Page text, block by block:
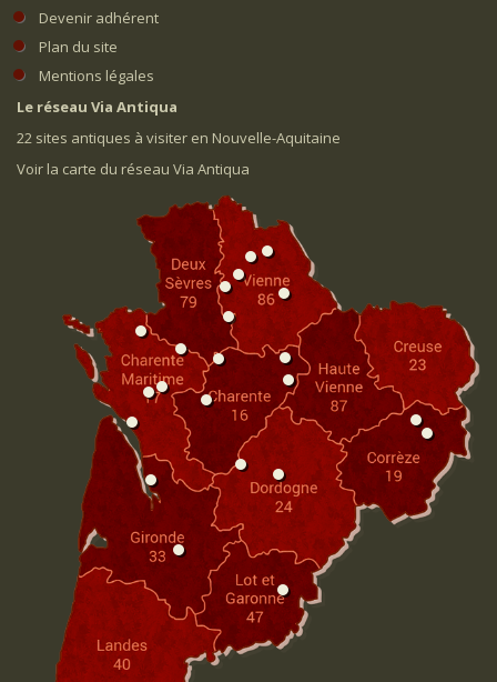
Devenir adhérent
Plan du site
Mentions légales
Le réseau Via Antiqua
22 sites antiques à visiter en Nouvelle-Aquitaine
Voir la carte du réseau Via Antiqua